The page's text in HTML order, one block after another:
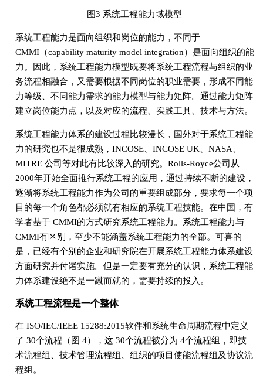
图3 系统工程能力域模型
系统工程能力是面向组织和岗位的能力，不同于
CMMI（capability maturity model integration）是面向组织的能
力。因此，系统工程能力模型既要将系统工程流程与组织的业
务流程相融合，又需要根据不同岗位的职业需要，形成不同能
力等级、不同能力需求的能力模型与能力矩阵。通过能力矩阵
建立岗位能力点，以及对应的流程、实践工具、技术与方法。
系统工程能力体系的建设过程比较漫长，国外对于系统工程能
力的研究也不是很成熟，INCOSE、INCOSE UK、NASA、
MITRE 公司等对此有比较深入的研究。Rolls-Royce公司从
2000年开始全面推行系统工程的应用，通过持续不断的建设，
逐渐将系统工程能力作为公司的重要组成部分，要求每一个项
目的每一个角色都必须就有相应的系统工程技能。在中国，有
学者基于 CMMI的方式研究系统工程能力。系统工程能力与
CMMI有区别，至少不能涵盖系统工程能力的全部。可喜的
是，已经有个别的企业和研究院在开展系统工程能力体系建设
方面研究并付诸实施。但是一定要有充分的认识，系统工程能
力体系建设绝不是一蹴而就的，需要持续的投入。
系统工程流程是一个整体
在 ISO/IEC/IEEE 15288:2015软件和系统生命周期流程中定义
了 30个流程（图 4），这 30个流程被分为 4个流程组，即技
术流程组、技术管理流程组、组织的项目使能流程组及协议流
程组。